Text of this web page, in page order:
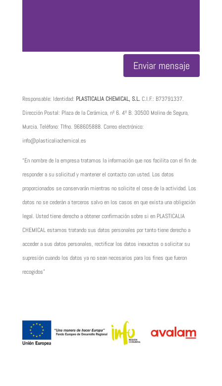
Enviar mensaje
Responsable: Identidad: PLASTICALIA CHEMICAL, S.L.C.I.F.: B73791337.
Dirección Postal: Plaza de la Cerámica, nº 6. 4º B. 30500 Molina de Segura,
Murcia. Teléfono: Tlfno. 968605888. Correo electrónico:
info@plasticaliachemical.es
“En nombre de la empresa tratamos la información que nos facilita con el fin de
responder a su solicitud y mantener el contacto con usted. Los datos
proporcionados se conservarán mientras no solicite el cese de la actividad. Los
datos no se cederán a terceros salvo en los casos en que exista una obligación
legal. Usted tiene derecho a obtener confirmación sobre si en PLASTICALIA
CHEMICAL estamos tratando sus datos personales por tanto tiene derecho a
acceder a sus datos personales, rectificar los datos inexactos o solicitar su
supresión cuando los datos ya no sean necesarios para los fines que fueron
recogidos”